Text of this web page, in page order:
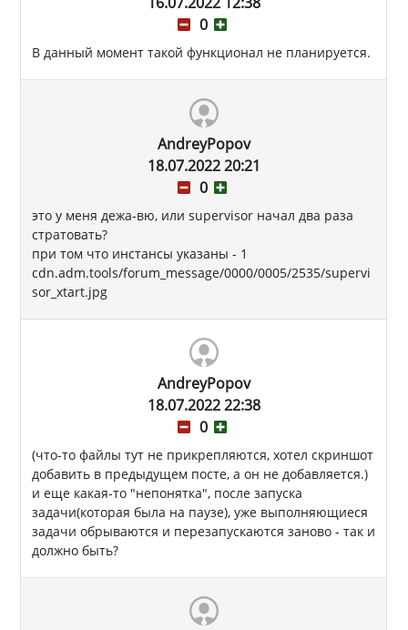
0
В данный момент такой функционал не планируется.
AndreyPopov
18.07.2022 20:21
0
это у меня дежа-вю, или supervisor начал два раза
стратовать?
при том что инстансы указаны - 1
cdn.adm.tools/forum_message/0000/0005/2535/supervi
sor_xtart.jpg
AndreyPopov
18.07.2022 22:38
0
(что-то файлы тут не прикрепляются, хотел скриншот
добавить в предыдущем посте, а он не добавляется.)
и еще какая-то "непонятка", после запуска
задачи(которая была на паузе), уже выполняющиеся
задачи обрываются и перезапускаются заново - так и
должно быть?